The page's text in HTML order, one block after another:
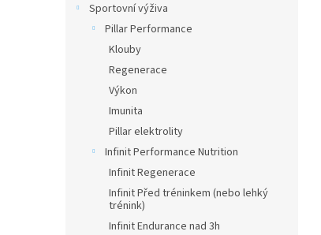
Sportovní výživa
Pillar Performance
Klouby
Regenerace
Výkon
Imunita
Pillar elektrolity
Infinit Performance Nutrition
Infinit Regenerace
Infinit Před tréninkem (nebo lehký
trénink)
Infinit Endurance nad 3h